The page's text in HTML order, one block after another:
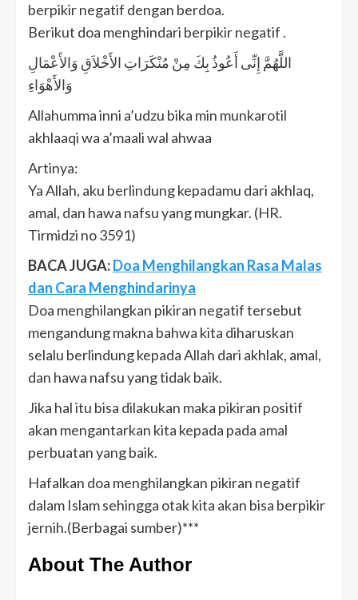
berpikir negatif dengan berdoa.
Berikut doa menghindari berpikir negatif .
اللَّهُمَّ إِنِّى أَعُوذُ بِكَ مِنْ مُنْكَرَاتِ الأَخْلاَقِ وَالأَعْمَالِ
وَالأَهْوَاءِ
Allahumma inni a’udzu bika min munkarotil
akhlaaqi wa a’maali wal ahwaa
Artinya:
Ya Allah, aku berlindung kepadamu dari akhlaq,
amal, dan hawa nafsu yang mungkar. (HR.
Tirmidzi no 3591)
BACA JUGA:Doa Menghilangkan Rasa Malas
dan Cara Menghindarinya
Doa menghilangkan pikiran negatif tersebut
mengandung makna bahwa kita diharuskan
selalu berlindung kepada Allah dari akhlak, amal,
dan hawa nafsu yang tidak baik.
Jika hal itu bisa dilakukan maka pikiran positif
akan mengantarkan kita kepada pada amal
perbuatan yang baik.
Hafalkan doa menghilangkan pikiran negatif
dalam Islam sehingga otak kita akan bisa berpikir
jernih.(Berbagai sumber)***
About The Author